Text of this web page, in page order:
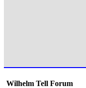
Wilhelm Tell Forum